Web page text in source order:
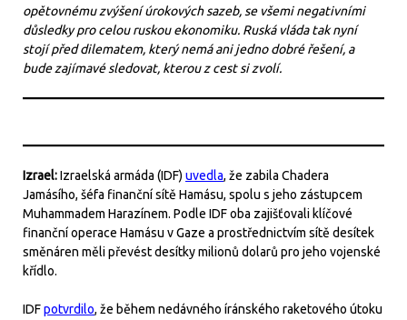
opětovnému zvýšení úrokových sazeb, se všemi negativními
důsledky pro celou ruskou ekonomiku. Ruská vláda tak nyní
stojí před dilematem, který nemá ani jedno dobré řešení, a
bude zajímavé sledovat, kterou z cest si zvolí.
Izrael:Izraelská armáda (IDF) uvedla, že zabila Chadera
Jamásího, šéfa finanční sítě Hamásu, spolu s jeho zástupcem
Muhammadem Harazínem. Podle IDF oba zajišťovali klíčové
finanční operace Hamásu v Gaze a prostřednictvím sítě desítek
směnáren měli převést desítky milionů dolarů pro jeho vojenské
křídlo.
IDFpotvrdilo, že během nedávného íránského raketového útoku